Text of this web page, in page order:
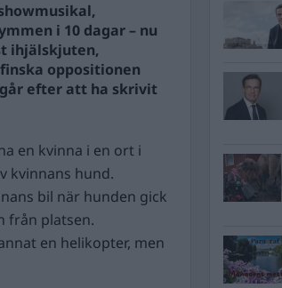
i 10 dagar – nu
ihjälskjuten,
oppositionen
efter att ha skrivit
en kvinna i en ort i
kvinnans hund.
bil när hunden gick
från platsen.
en helikopter, men